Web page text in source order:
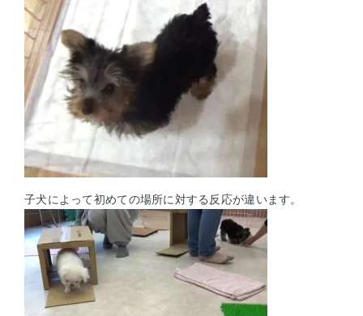
子犬によって初めての場所に対する反応が違います。